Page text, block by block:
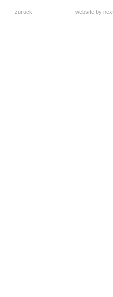
zurück website by